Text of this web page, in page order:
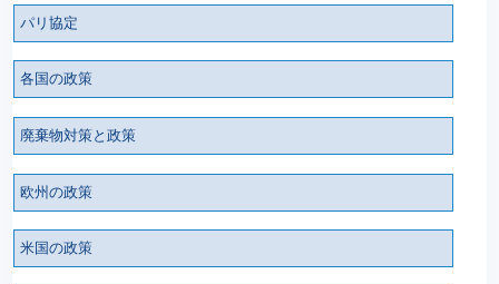
パリ協定
各国の政策
廃棄物対策と政策
欧州の政策
米国の政策